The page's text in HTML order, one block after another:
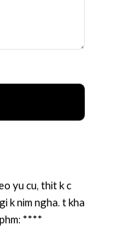
yu cu, thit k c
k nim ngha. t kha
****